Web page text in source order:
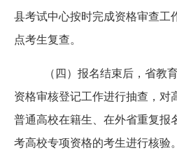
县考试中心按时完成资格审查工
点考生复查。
（四）报名结束后，省教
资格审核登记工作进行抽查，对
普通高校在籍生、在外省重复报
考高校专项资格的考生进行核验。